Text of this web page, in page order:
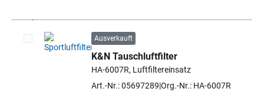
Artikel auswählen
Ausverkauft
K&N Tauschluftfilter
HA-6007R, Luftfiltereinsatz
Art.-Nr.: 05697289 Org.-Nr.: HA-6007R